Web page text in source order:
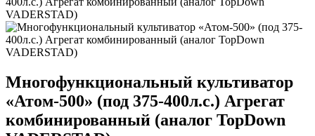
Многофункциональный культиватор
«Атом-500» (под 375-400л.с.) Агрегат
комбинированный (аналог TopDown